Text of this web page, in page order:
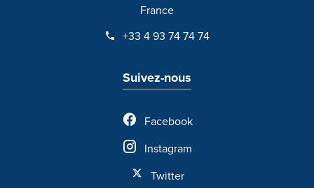
France
+33 4 93 74 74 74
Suivez-nous
Facebook
Instagram
Twitter